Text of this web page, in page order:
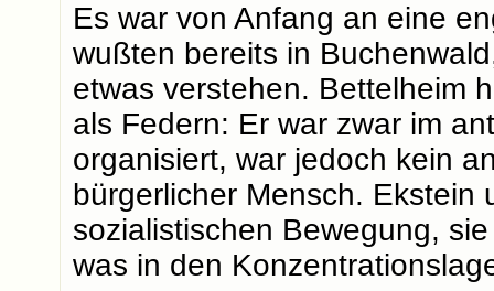
Es war von Anfang an eine
wußten bereits in
etwas verstehen. Bettelheim
als Federn: Er war zwar im
organisiert, war jedoch kein
bürgerlicher Mensch. Ekstein
sozialistischen Bewegung,
was in den